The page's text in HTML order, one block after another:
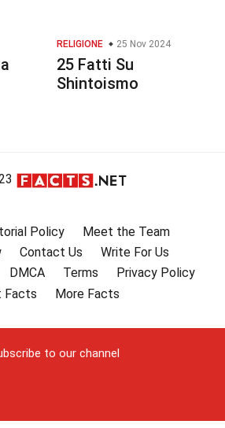
RELIGIONE 25 Nov 2024
25 Fatti Su
Shintoismo
Policy
Meet the Team
Contact Us
Write For Us
DMCA Terms
Privacy Policy
Facts
More Facts
to our channel